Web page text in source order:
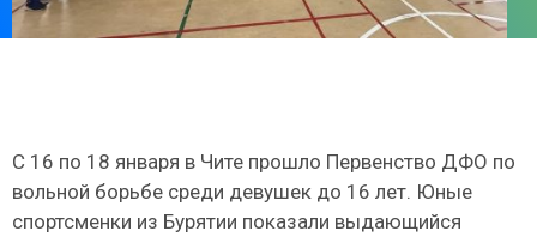
С 16 по 18 января в Чите прошло Первенство ДФО по
вольной борьбе среди девушек до 16 лет. Юные
спортсменки из Бурятии показали выдающийся